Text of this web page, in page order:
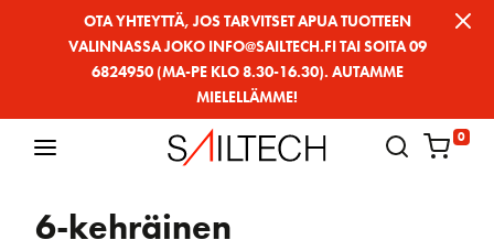
OTA YHTEYTTÄ, JOS TARVITSET APUA TUOTTEEN
VALINNASSA JOKO INFO@SAILTECH.FI TAI SOITA 09
6824950 (MA-PE KLO 8.30-16.30). AUTAMME
MIELELLÄMME!
0
6-kehräinen